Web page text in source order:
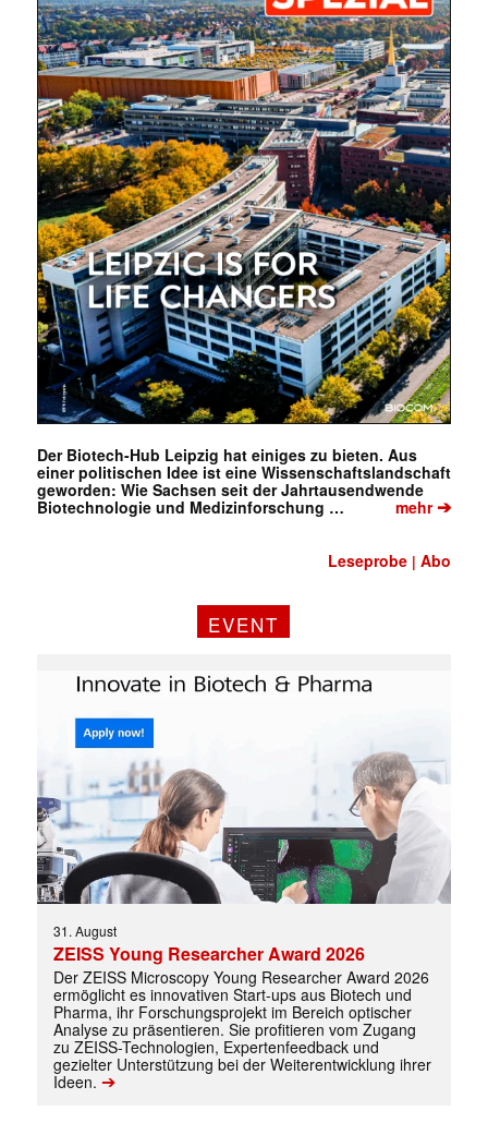
Mit dem |transkript-Newsletter
jede Woche aktuell informiert.
E-
Mail
(erforderlich)
Der Biotech-Hub Leipzig hat einiges zu bieten. Aus
einer politischen Idee ist eine Wissenschaftslandschaft
geworden: Wie Sachsen seit der Jahrtausendwende
Biotechnologie und Medizinforschung …
mehr➔
Leseprobe |Abo
EVENT
31. August
ZEISS Young Researcher Award 2026
Der ZEISS Microscopy Young Researcher Award 2026
ermöglicht es innovativen Start-ups aus Biotech und
Pharma, ihr Forschungsprojekt im Bereich optischer
Analyse zu präsentieren. Sie profitieren vom Zugang
zu ZEISS-Technologien, Expertenfeedback und
gezielter Unterstützung bei der Weiterentwicklung ihrer
Ideen. ➔